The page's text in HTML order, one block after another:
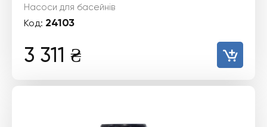
Насоси для басейнів
Код: 24103
3 311 ₴